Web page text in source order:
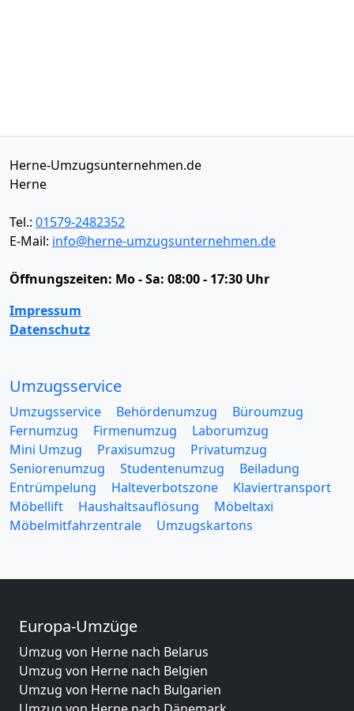
Herne-Umzugsunternehmen.de
Herne
Tel.: 01579-2482352
E-Mail: info@herne-umzugsunternehmen.de
Öffnungszeiten: Mo - Sa: 08:00 - 17:30 Uhr
Impressum
Datenschutz
Umzugsservice
Umzugsservice Behördenumzug
Büroumzug
Fernumzug
Firmenumzug
Laborumzug
Mini Umzug
Praxisumzug
Privatumzug
Seniorenumzug
Studentenumzug
Beiladung
Entrümpelung
Halteverbotszone
Klaviertransport
Möbellift
Haushaltsauflösung
Möbeltaxi
Möbelmitfahrzentrale
Umzugskartons
Europa-Umzüge
Umzug von Herne nach Belarus
Umzug von Herne nach Belgien
Umzug von Herne nach Bulgarien